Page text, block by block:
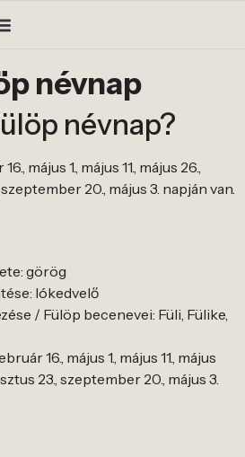
névnap
névnap?
május 1., május 11., május 26.,
20., május 3. napján van.
görög
lókedvelő
/ Fülöp becenevei: Füli, Fülike,
16., május 1., május 11., május
23., szeptember 20., május 3.